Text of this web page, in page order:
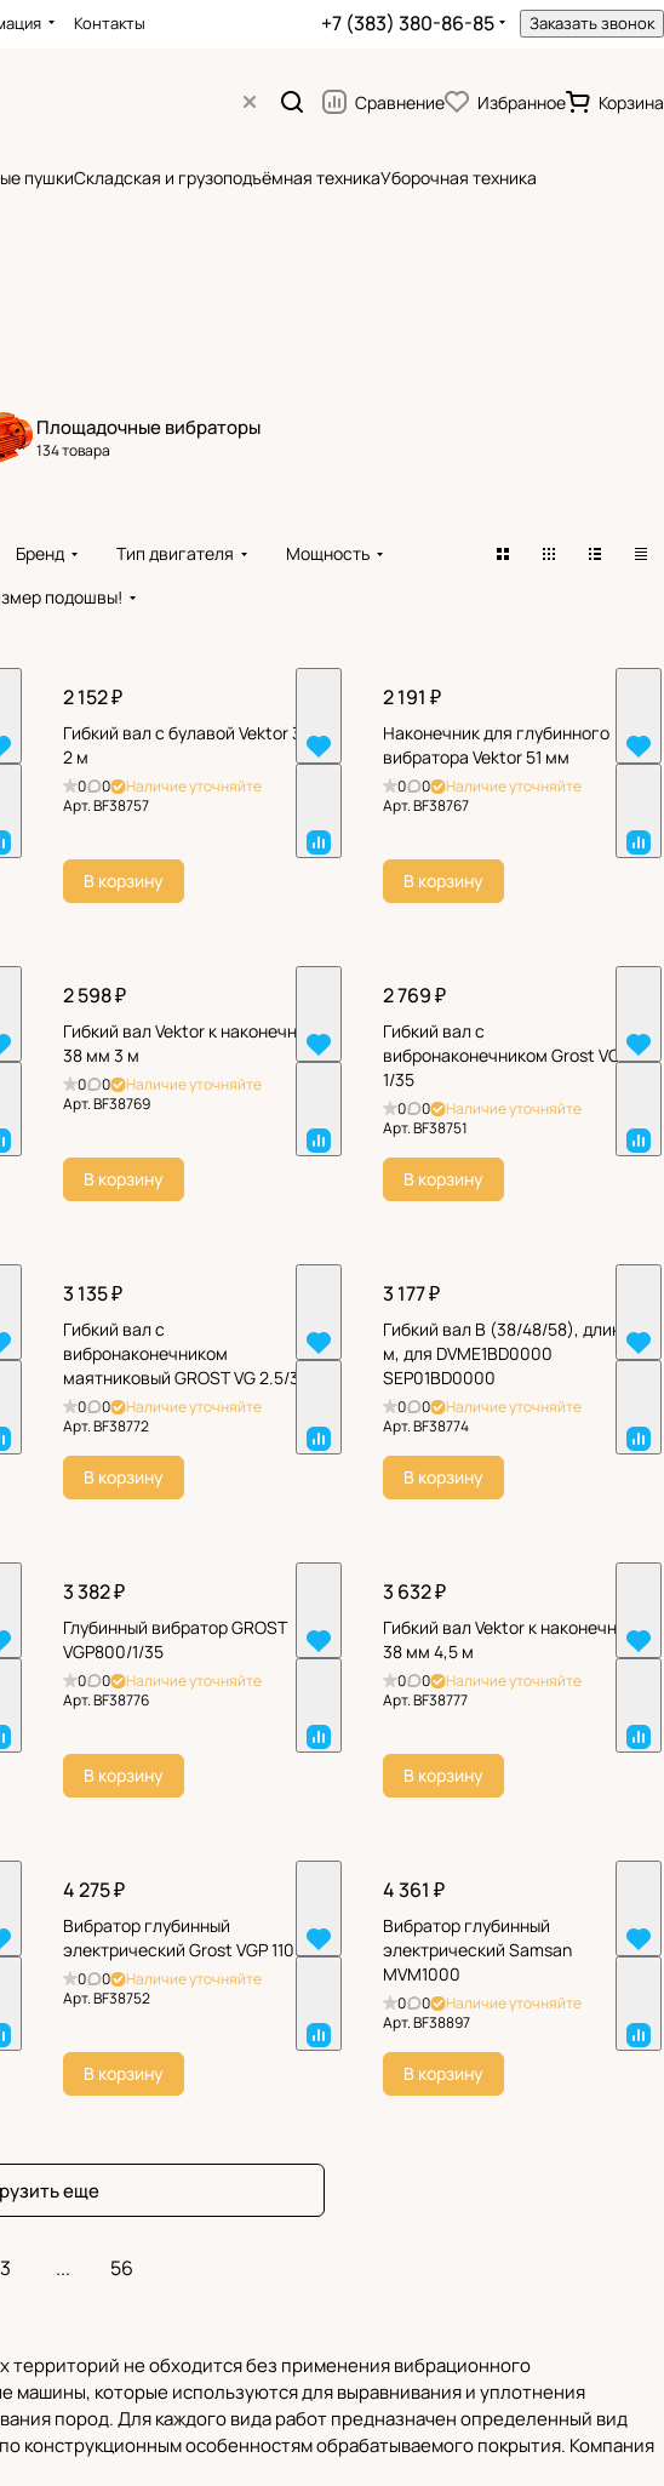
Контакты +7 (383) 380-86-85 Заказать звонок
Сравнение Избранное Корзина
пушкиСкладская и грузоподъёмная техникаУборочная техника
Площадочные вибраторы
134 товара
Бренд Тип двигателя
Мощность
подошвы!
2 152 ₽
Гибкий вал с булавой Vektor 35H
2 м
0 0
Наличие уточняйте
Арт.BF38757
В корзину
2 191 ₽
Наконечник для глубинного
вибратора Vektor 51 мм
0 0
Наличие уточняйте
Арт.BF38767
В корзину
2 598 ₽
Гибкий вал Vektor к наконечнику
38 мм 3 м
0 0
Наличие уточняйте
Арт.BF38769
В корзину
2 769 ₽
Гибкий вал с
вибронаконечником Grost VG
1/35
0 0
Наличие уточняйте
Арт.BF38751
В корзину
3 135 ₽
Гибкий вал с
вибронаконечником
маятниковый GROST VG 2.5/35
0 0
Наличие уточняйте
Арт.BF38772
В корзину
3 177 ₽
Гибкий вал B (38/48/58), длина 1
м, для DVME1BD0000
SEP01BD0000
0 0
Наличие уточняйте
Арт.BF38774
В корзину
3 382 ₽
Глубинный вибратор GROST
VGP800/1/35
0 0
Наличие уточняйте
Арт.BF38776
В корзину
3 632 ₽
Гибкий вал Vektor к наконечнику
38 мм 4,5 м
0 0
Наличие уточняйте
Арт.BF38777
В корзину
4 275 ₽
Вибратор глубинный
электрический Grost VGP 1100
0 0
Наличие уточняйте
Арт.BF38752
В корзину
4 361 ₽
Вибратор глубинный
электрический Samsan
MVM1000
0 0
Наличие уточняйте
Арт.BF38897
В корзину
еще
3 ... 56
территорий не обходится без применения вибрационного
машины, которые используются для выравнивания и уплотнения
пород. Для каждого вида работ предназначен определенный вид
конструкционным особенностям обрабатываемого покрытия. Компания